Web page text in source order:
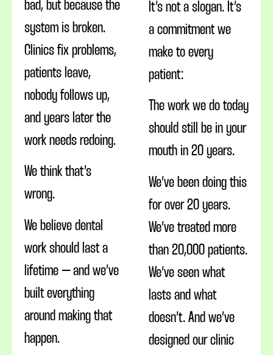
bad, but because the
system is broken.
Clinics fix problems,
patients leave,
nobody follows up,
and years later the
work needs redoing.
We think that’s
wrong.
We believe dental
work should last a
lifetime – and we’ve
built everything
around making that
happen.
It’s not a slogan. It’s
a commitment we
make to every
patient:
The work we do today
should still be in your
mouth in 20 years.
We’ve been doing this
for over 20 years.
We’ve treated more
than 20,000 patients.
We’ve seen what
lasts and what
doesn’t. And we’ve
designed our clinic